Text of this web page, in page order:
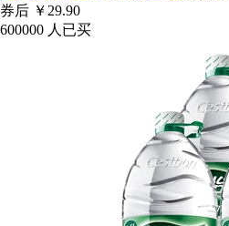
券后 ￥29.90
600000 人已买